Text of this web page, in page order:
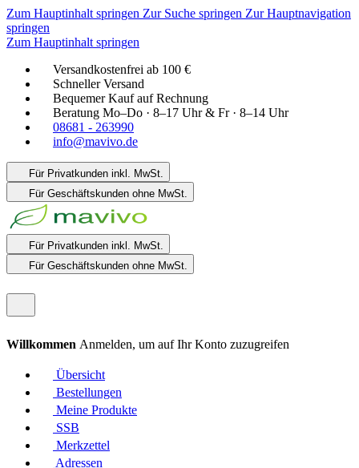
Zum Hauptinhalt springen Zur Suche springen Zur Hauptnavigation
springen
Zum Hauptinhalt springen
Versandkostenfrei ab 100 €
Schneller Versand
Bequemer Kauf auf Rechnung
Beratung Mo–Do · 8–17 Uhr & Fr · 8–14 Uhr
08681 - 263990
info@mavivo.de
Für Privatkunden inkl. MwSt.
Für Geschäftskunden ohne MwSt.
Für Privatkunden inkl. MwSt.
Für Geschäftskunden ohne MwSt.
Willkommen Anmelden, um auf Ihr Konto zuzugreifen
Übersicht
Bestellungen
Meine Produkte
SSB
Merkzettel
Adressen